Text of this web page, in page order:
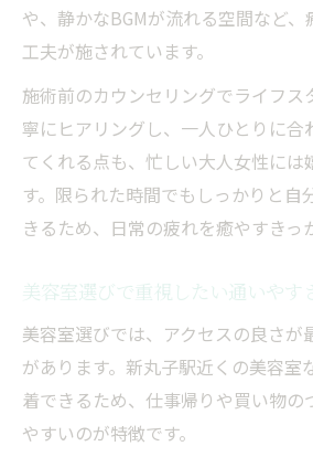
トレンド感ある美容室の
ヘアセットやアレンジも得
ヘアケア重視なら新丸子駅の
ヘアケアに強い美容室で
美容室のヘッドスパでリ
髪の悩みに応える美容室
美容室で受けられる髪質
髪と頭皮の健康を守る美
美容室で見つかる自分だ
カウンセリング重視の美
由
や、静かなBGMが流れる空間など
工夫が施されています。
施術前のカウンセリングでライフス
寧にヒアリングし、一人ひとりに合
てくれる点も、忙しい大人女性には
す。限られた時間でもしっかりと自
きるため、日常の疲れを癒やすきっ
美容室選びで重視したい通いやす
美容室選びでは、アクセスの良さが
があります。新丸子駅近くの美容室
着できるため、仕事帰りや買い物の
やすいのが特徴です。